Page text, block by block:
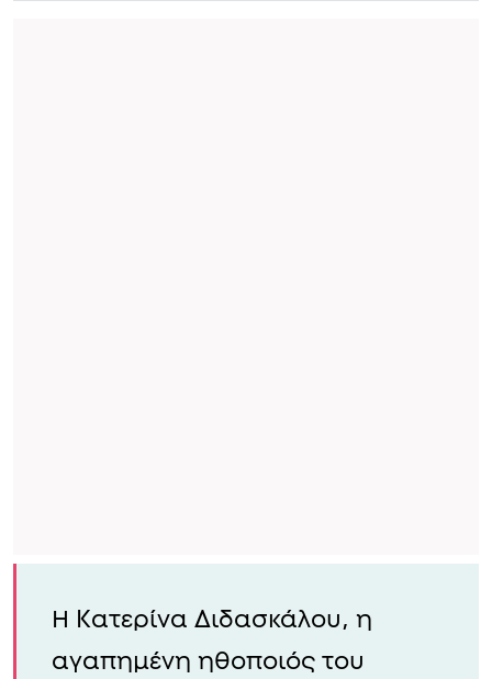
Η Κατερίνα Διδασκάλου, η
αγαπημένη ηθοποιός του